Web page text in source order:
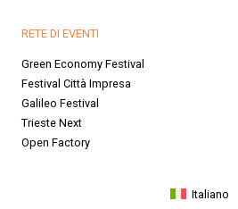
RETE DI EVENTI
Green Economy Festival
Festival Città Impresa
Galileo Festival
Trieste Next
Open Factory
Italiano